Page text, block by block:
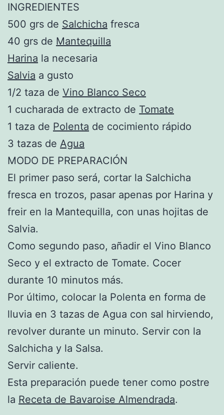
INGREDIENTES
500 grs de Salchicha fresca
40 grs de Mantequilla
Harina la necesaria
Salvia a gusto
1/2 taza de Vino Blanco Seco
1 cucharada de extracto de Tomate
1 taza de Polenta de cocimiento rápido
3 tazas de Agua
MODO DE PREPARACIÓN
El primer paso será, cortar la Salchicha
fresca en trozos, pasar apenas por Harina y
freir en la Mantequilla, con unas hojitas de
Salvia.
Como segundo paso, añadir el Vino Blanco
Seco y el extracto de Tomate. Cocer
durante 10 minutos más.
Por último, colocar la Polenta en forma de
lluvia en 3 tazas de Agua con sal hirviendo,
revolver durante un minuto. Servir con la
Salchicha y la Salsa.
Servir caliente.
Esta preparación puede tener como postre
la Receta de Bavaroise Almendrada.